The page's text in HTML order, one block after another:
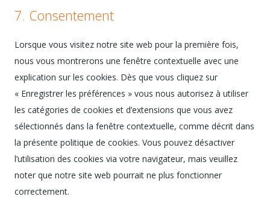
divers
7. Consentement
Lorsque vous visitez notre site web pour la première fois,
nous vous montrerons une fenêtre contextuelle avec une
explication sur les cookies. Dès que vous cliquez sur
« Enregistrer les préférences » vous nous autorisez à utiliser
les catégories de cookies et d’extensions que vous avez
sélectionnés dans la fenêtre contextuelle, comme décrit dans
la présente politique de cookies. Vous pouvez désactiver
l’utilisation des cookies via votre navigateur, mais veuillez
noter que notre site web pourrait ne plus fonctionner
correctement.